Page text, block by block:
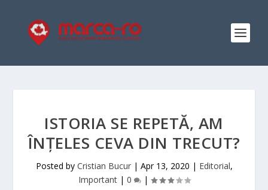
ISTORIA SE REPETĂ, AM
ÎNȚELES CEVA DIN TRECUT?
Posted by Cristian Bucur| Apr 13, 2020 | Editorial,
Important| 0 |